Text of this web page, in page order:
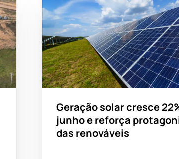
Geração solar cresce
junho e reforça
das renováveis